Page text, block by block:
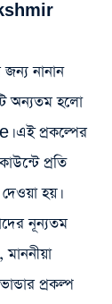
জন্য নানান
অন্যতম হলো
প্রকল্পের
প্রতি
হয়।
নূন্যতম
প্রকল্প